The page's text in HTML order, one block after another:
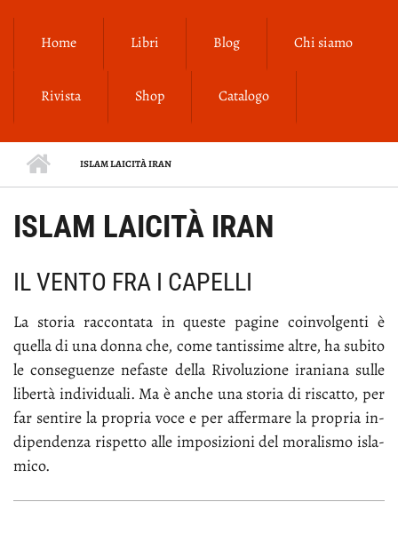
Home Libri Blog Chi siamo
Rivista Shop Catalogo
ISLAM LAICITÀ IRAN
ISLAM LAICITÀ IRAN
IL VENTO FRA I CAPELLI
La sto­ria rac­con­ta­ta in que­ste pa­gi­ne coin­vol­gen­ti è
quel­la di una don­na che, co­me tan­tis­si­me al­tre, ha su­bi­to
le con­se­guen­ze ne­fa­ste del­la Ri­vo­lu­zio­ne ira­nia­na sul­le
li­ber­tà in­di­vi­dua­li. Ma è an­che una sto­ria di ri­scat­to, per
far sen­ti­re la pro­pria vo­ce e per af­fer­ma­re la pro­pria in­
di­pen­den­za ri­spet­to al­le im­po­si­zio­ni del mo­ra­li­smo isla­
mi­co.